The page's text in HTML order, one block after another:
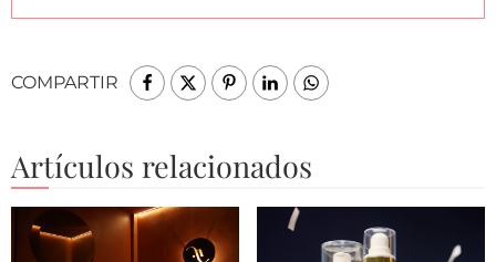
COMPARTIR
Artículos relacionados